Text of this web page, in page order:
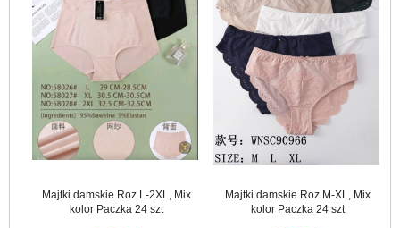
Majtki damskie Roz L-2XL, Mix
kolor Paczka 24 szt
Majtki damskie Roz M-XL, Mix
kolor Paczka 24 szt